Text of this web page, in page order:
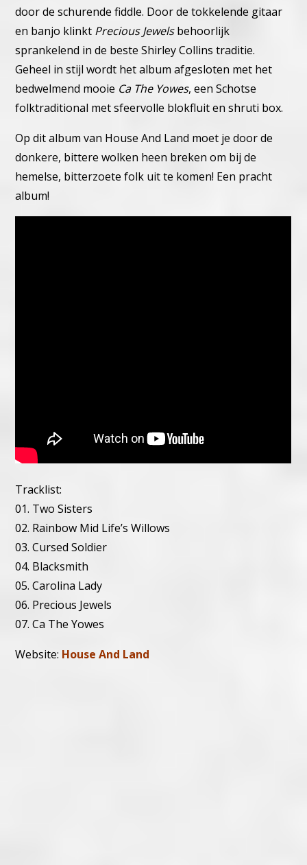
door de schurende fiddle. Door de tokkelende gitaar
en banjo klinkt Precious Jewelsbehoorlijk
sprankelend in de beste Shirley Collins traditie.
Geheel in stijl wordt het album afgesloten met het
bedwelmend mooie Ca The Yowes, een Schotse
folktraditional met sfeervolle blokfluit en shruti box.
Op dit album van House And Land moet je door de
donkere, bittere wolken heen breken om bij de
hemelse, bitterzoete folk uit te komen! Een pracht
album!
Tracklist:
01. Two Sisters
02. Rainbow Mid Life’s Willows
03. Cursed Soldier
04. Blacksmith
05. Carolina Lady
06. Precious Jewels
07. Ca The Yowes
Website: House And Land